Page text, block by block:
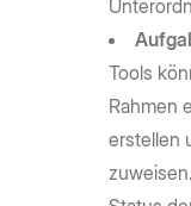
Tools
Rahmen
erstellen